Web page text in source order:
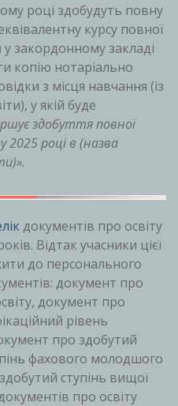
році здобудуть повну
курсу повної
у закордонному закладі
копію нотаріально
з місця навчання (із
у якій буде
здобуття повної
2025 році в (назва
документів про освіту
Відтак учасники цієї
до персонального
документ про
документ про
рівень
про здобутий
фахового молодшого
ступінь вищої
про освіту